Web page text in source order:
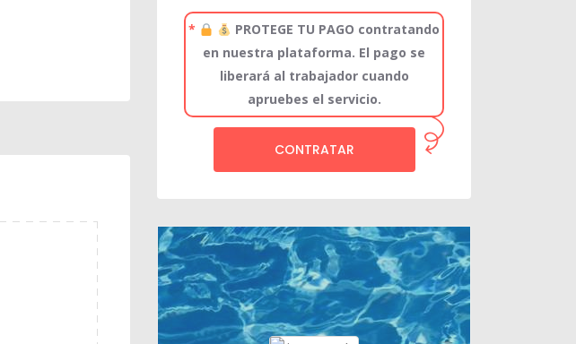
*
PROTEGE TU PAGO contratando
en nuestra plataforma. El pago se
liberará al trabajador cuando
apruebes el servicio.
CONTRATAR